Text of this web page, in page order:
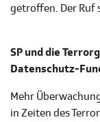
getroffen. Der Ruf
SP und die
Datenschutz-
Mehr
in Zeiten des